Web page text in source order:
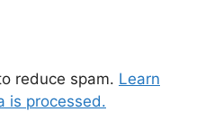
reduce spam. Learn
is processed.